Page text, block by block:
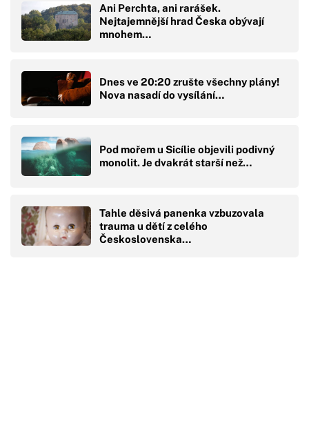
Ani Perchta, ani rarášek.
Nejtajemnější hrad Česka obývají
mnohem…
Dnes ve 20:20 zrušte všechny plány!
Nova nasadí do vysílání…
Pod mořem u Sicílie objevili podivný
monolit. Je dvakrát starší než…
Tahle děsivá panenka vzbuzovala
trauma u dětí z celého
Československa…